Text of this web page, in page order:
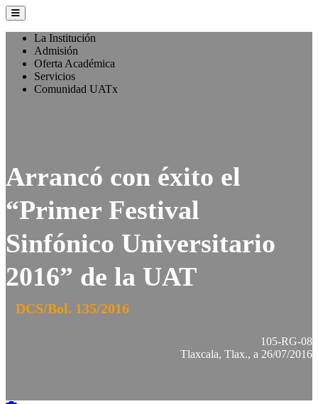
La Institución
Admisión
Oferta Académica
Servicios
Comunidad UATx
Arrancó con éxito el
“Primer Festival
Sinfónico Universitario
2016” de la UAT
DCS/Bol. 135/2016
105-RG-08
Tlaxcala, Tlax., a 26/07/2016